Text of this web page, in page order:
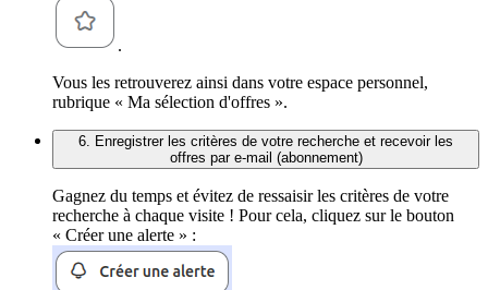
.
Vous les retrouverez ainsi dans votre espace personnel,
rubrique « Ma sélection d'offres ».
6. Enregistrer les critères de votre recherche et recevoir les
offres par e-mail (abonnement)
Gagnez du temps et évitez de ressaisir les critères de votre
recherche à chaque visite ! Pour cela, cliquez sur le bouton
« Créer une alerte » :